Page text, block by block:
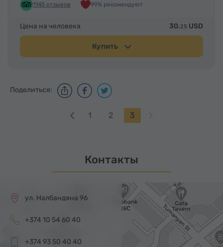
1145 отзывов 99% рекомендуют
Цена на человека 30.25 USD
Купить
Поделиться:
1 2 3
Контакты
ул. Налбандяна 96
+374 10 54 60 40
+374 93 50 40 40